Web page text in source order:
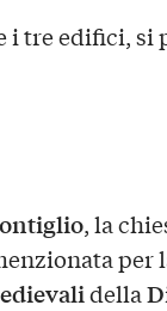
tre edifici, si
, la
per
della